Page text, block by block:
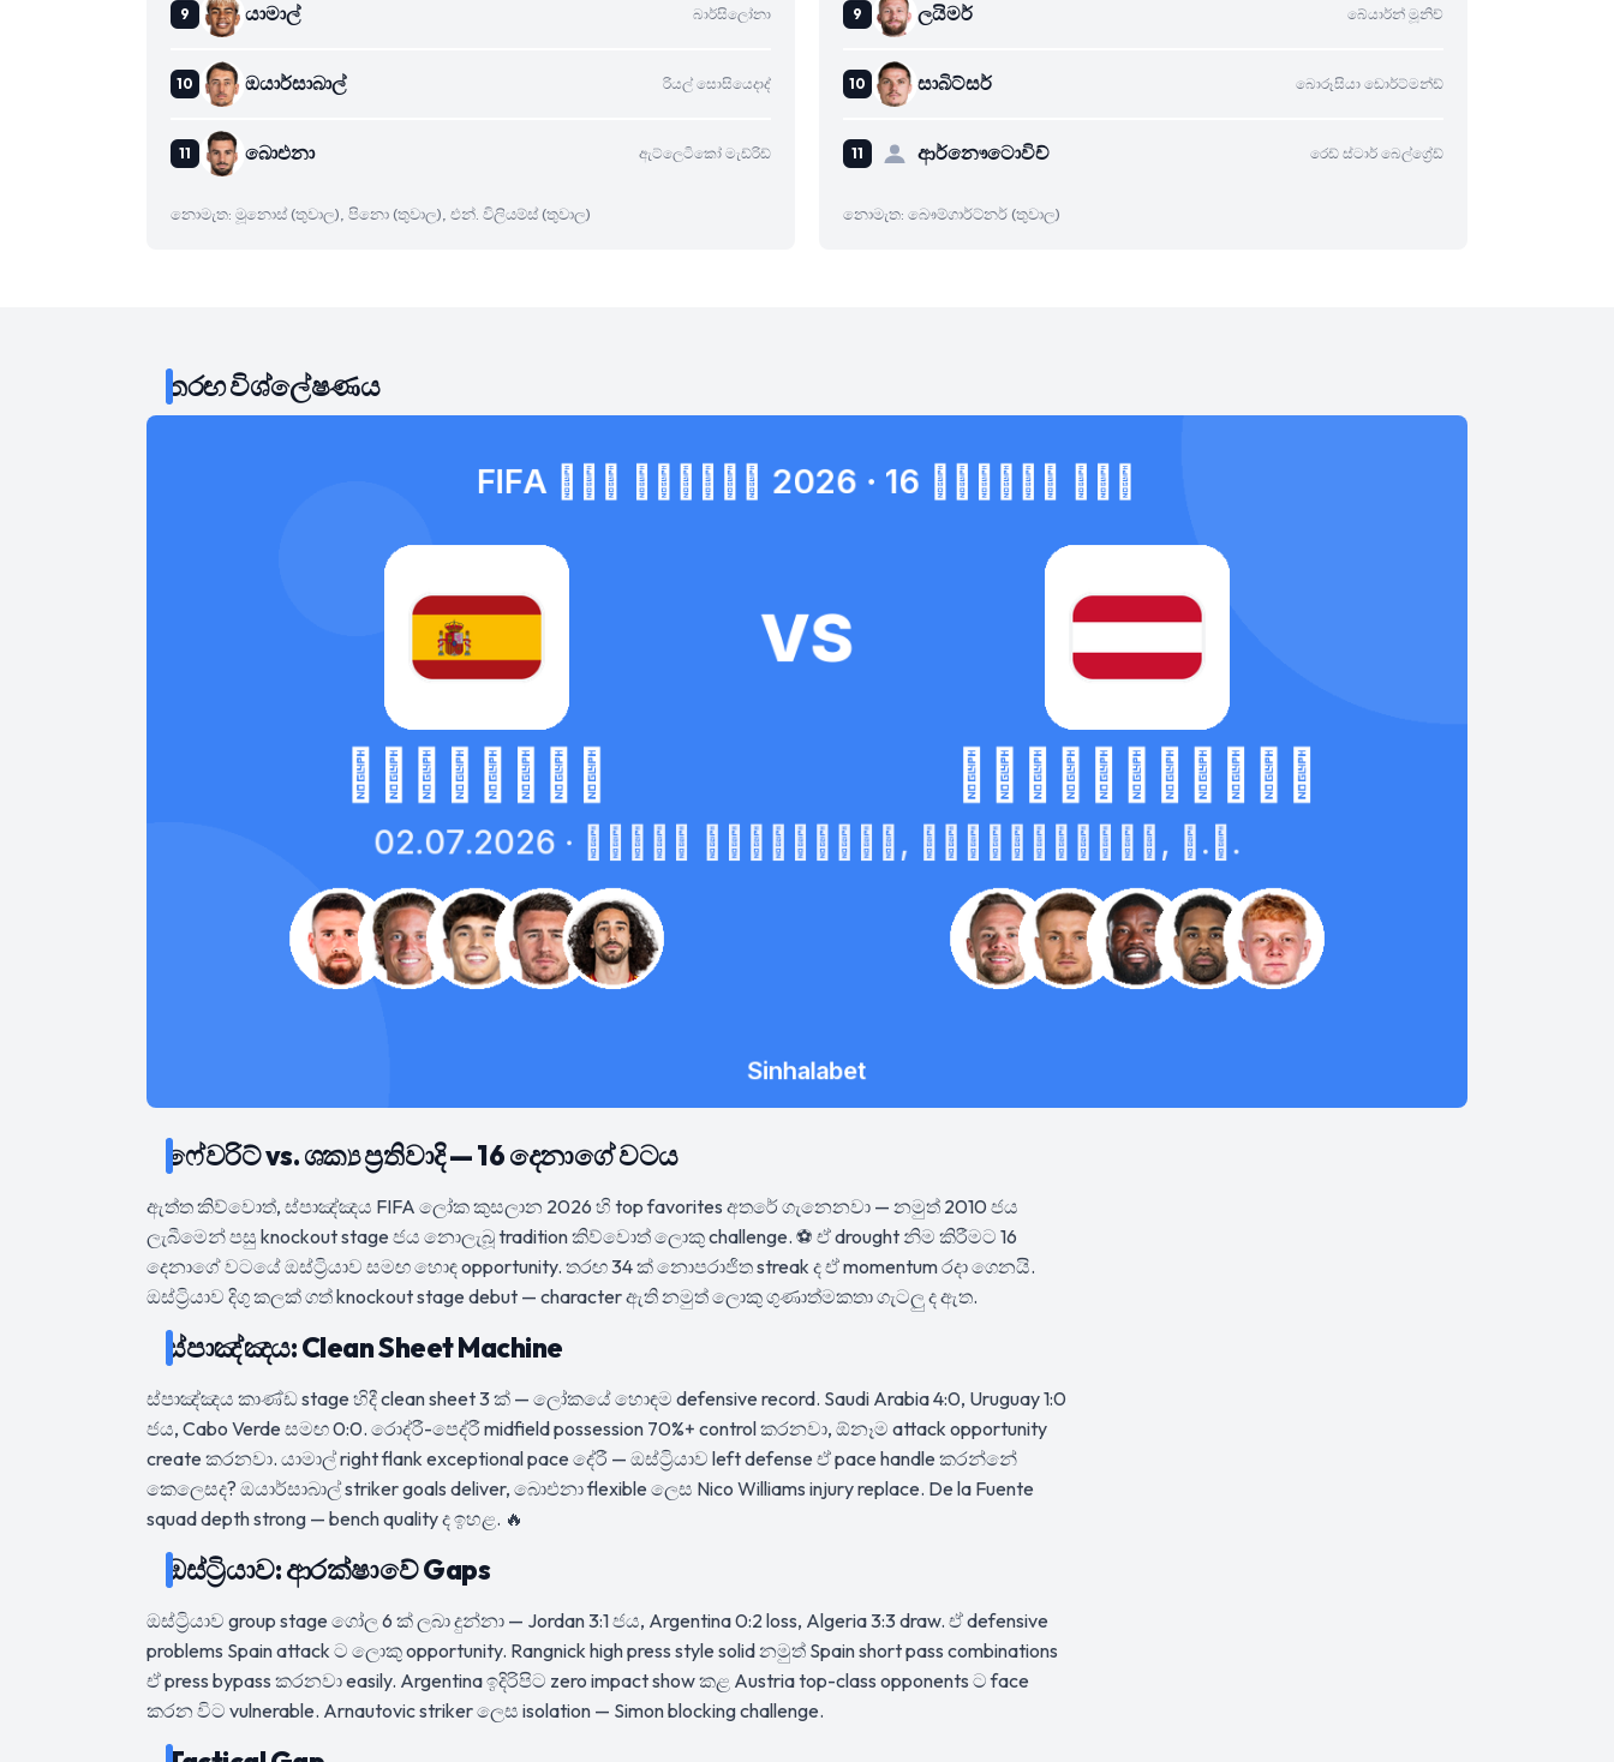
යාමාල් බාර්සිලෝනා
ඔයාර්සාබාල් රියල් සොසියෙදාද්
බාෙඑනා ඇට්ලෙටිකෝ මැඩ්රිඩ්
නොමැත: මූනොස් (තුවාල), පිනො (තුවාල), එන්. විලියම්ස් (තුවාල)
ලයිමර් බේයාර්න් මූනිච්
සාබිට්සර් බොරූසියා ඩොර්ට්මන්ඩ්
ආර්නෞටොවිච් රෙඩ් ස්ටාර් බෙල්ග්‍රේඩ්
නොමැත: බෞම්ගාර්ට්නර් (තුවාල)
තරඟ විශ්ලේෂණය
ෆේවරිට් vs. ශක්‍ය ප්‍රතිවාදි — 16 දෙනාගේ වටය
ඇත්ත කිව්වොත්, ස්පාඤ්ඤය FIFA ලෝක කුසලාන 2026 හි top favorites අතරේ ගැනෙනවා — නමුත් 2010 ජය
ලැබීමෙන් පසු knockout stage ජය නොලැබූ tradition කිව්වොත් ලොකු challenge. ⚽ ඒ drought නිම කිරීමට 16
දෙනාගේ වටයේ ඔස්ට්‍රියාව සමඟ හොඳ opportunity. තරඟ 34 ක් නොපරාජිත streak ද ඒ momentum රදා ගෙනයි.
ඔස්ට්‍රියාව දිගු කලක් ගත් knockout stage debut — character ඇති නමුත් ලොකු ගුණාත්මකතා ගැටලු ද ඇත.
ස්පාඤ්ඤය: Clean Sheet Machine
ස්පාඤ්ඤය කාණ්ඩ stage හිදී clean sheet 3 ක් — ලෝකයේ හොඳම defensive record. Saudi Arabia 4:0, Uruguay 1:0
ජය, Cabo Verde සමඟ 0:0. රොද්රී-පෙද්රී midfield possession 70%+ control කරනවා, ඕනෑම attack opportunity
create කරනවා. යාමාල් right flank exceptional pace දේරී — ඔස්ට්‍රියාව left defense ඒ pace handle කරන්නේ
කෙලෙසද? ඔයාර්සාබාල් striker goals deliver, බාෙඑනා flexible ලෙස Nico Williams injury replace. De la Fuente
squad depth strong — bench quality ද ඉහළ. 🔥
ඔස්ට්‍රියාව: ආරක්ෂාවේ Gaps
ඔස්ට්‍රියාව group stage ගෝල 6 ක් ලබා දුන්නා — Jordan 3:1 ජය, Argentina 0:2 loss, Algeria 3:3 draw. ඒ defensive
problems Spain attack ට ලොකු opportunity. Rangnick high press style solid නමුත් Spain short pass combinations
ඒ press bypass කරනවා easily. Argentina ඉදිරිපිට zero impact show කළ Austria top-class opponents ට face
කරන විට vulnerable. Arnautovic striker ලෙස isolation — Simon blocking challenge.